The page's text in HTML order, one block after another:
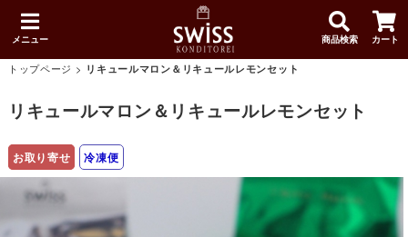
メニュー 商品検索 カート
トップページ > リキュールマロン＆リキュールレモンセット
リキュールマロン＆リキュールレモンセット
お取り寄せ 冷凍便